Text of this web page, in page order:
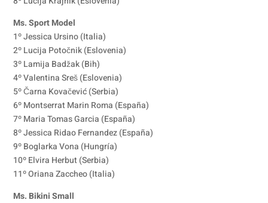
Ms. Sport Model
1º Jessica Ursino (Italia)
2º Lucija Potočnik (Eslovenia)
3º Lamija Badžak (Bih)
4º Valentina Sreš (Eslovenia)
5º Čarna Kovačević (Serbia)
6º Montserrat Marin Roma (España)
7º Maria Tomas Garcia (España)
8º Jessica Ridao Fernandez (España)
9º Boglarka Vona (Hungría)
10º Elvira Herbut (Serbia)
11º Oriana Zaccheo (Italia)
Ms. Bikini Small